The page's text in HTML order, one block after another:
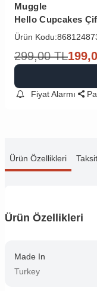
Muggle
Hello Cupcakes
Ürün Kodu:
299,00 TL
Fiyat Alarmı
Ürün Özellikleri
Ürün Özellikleri
Made In
Turkey